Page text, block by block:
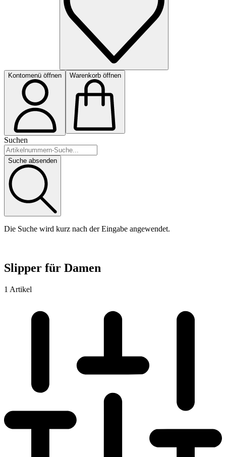
Kontomenü öffnen Warenkorb öffnen
Suchen
Suche absenden
Die Suche wird kurz nach der Eingabe angewendet.
Slipper für Damen
1 Artikel